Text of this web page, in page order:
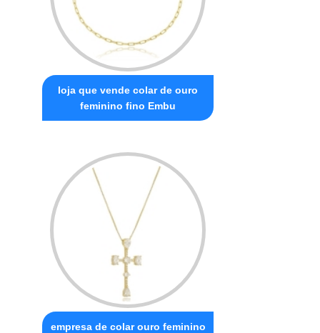
loja que vende colar de ouro
feminino fino Embu
empresa de colar ouro feminino